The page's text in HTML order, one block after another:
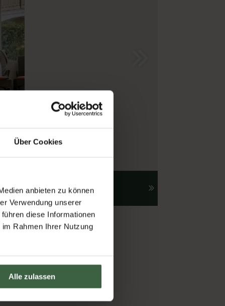
Über Cookies
anbieten zu können
Verwendung unserer
diese Informationen
Rahmen Ihrer Nutzung
Alle zulassen